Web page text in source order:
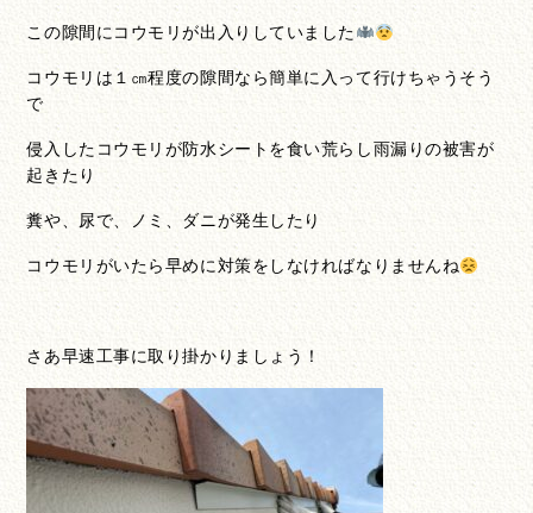
この隙間にコウモリが出入りしていました
コウモリは１㎝程度の隙間なら簡単に入って行けちゃうそう
で
侵入したコウモリが防水シートを食い荒らし雨漏りの被害が
起きたり
糞や、尿で、ノミ、ダニが発生したり
コウモリがいたら早めに対策をしなければなりませんね
さあ早速工事に取り掛かりましょう！